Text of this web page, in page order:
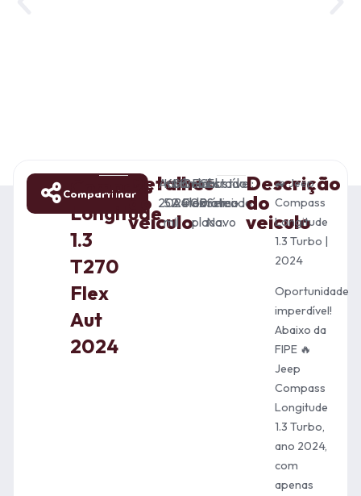
Compartilhar
Compass
Longitude
1.3
T270
Flex
Aut
2024
Detalhes
do
veiculo
Ano:
2024
KM:
52.000
mil
Câmbio:
Automático
Combustível:
Flex
Final
da
placa:
Cor:
Prateado
Estado:
Semi-
Novo
Descrição
do
veiculo
🚙 Jeep
Compass
Longitude
1.3 Turbo |
2024
Oportunidade
imperdível!
Abaixo da
FIPE 🔥
Jeep
Compass
Longitude
1.3 Turbo,
ano 2024,
com
apenas